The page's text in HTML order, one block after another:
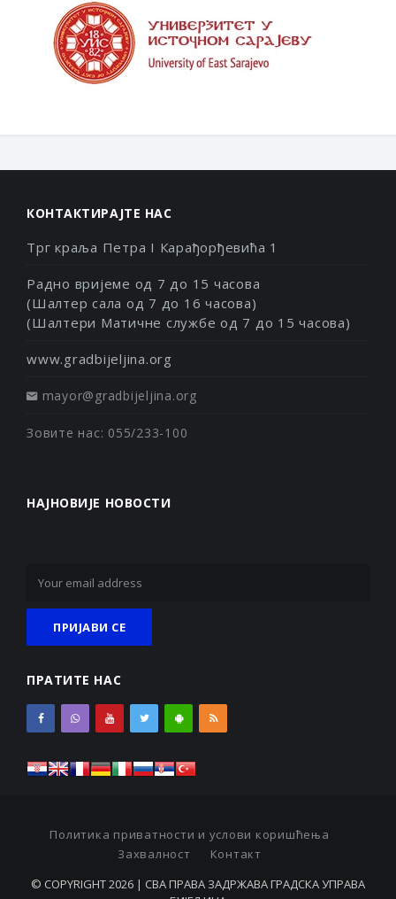
КОНТАКТИРАЈТЕ НАС
Трг краља Петра I Карађорђевића 1
Радно вријеме од 7 до 15 часова
(Шалтер сала од 7 до 16 часова)
(Шалтери Матичне службе од 7 до 15 часова)
www.gradbijeljina.org
mayor@gradbijeljina.org
Зовите нас: 055/233-100
НАЈНОВИЈЕ НОВОСТИ
ПРАТИТЕ НАС
Политика приватности и услови коришћења
Захвалност
Контакт
© COPYRIGHT 2026 | СВА ПРАВА ЗАДРЖАВА ГРАДСКА УПРАВА